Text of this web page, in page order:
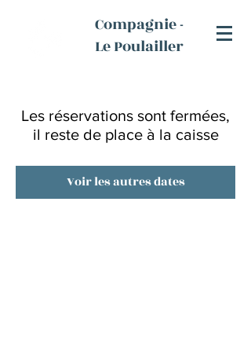
Compagnie -
Le Poulailler
Les réservations sont fermées,
il reste de place à la caisse
Voir les autres dates